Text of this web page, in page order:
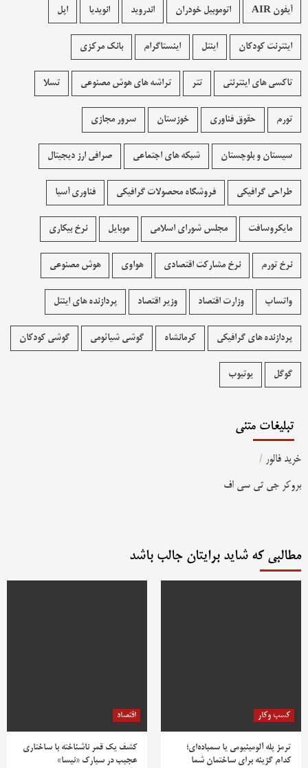
آیفون AIR اتوموبیل خودران اندروید انویدیا اپل
اینترنت کودکان اینتل اینستاگرام بانک مرکزی
تاکسی های اینترنتی تتر تراشه های هوش مصنوعی تسلا
تورم حقوق فناوری خوزستان سرور مجازی
سیستان و بلوچستان شبکه های اجتماعی صرافی ارز دیجیتال
طراحی گرافیکی فروشگاه محصولات گرافيکی فناوری آسیا
مایکروسافت مجلس شورای اسلامی موبایل نرخ بیکاری
نرخ تورم نرخ مشارکت اقتصادی هواوی هوش مصنوعی
واتساپ وزارت اقتصاد وزیر اقتصاد پردازنده های اینتل
پردازنده های گرافیکی کرمانشاه گوشی شیائومی گوشی کودکان
گوگل یوتیوب
تبلیغات متنی
خرید فالور /
بروکر جی تی سی اف
مطالبی که شاید برایتان جالب باشد
کسب وکار
ترمز پله آلومینیومی یا سمباده‌ای؛
کدام گزینه برای ساختمان شما
اقتصاد
کشف یک قمر ناشناخته با ساختاری
عجیب در سیارک «نیسا»